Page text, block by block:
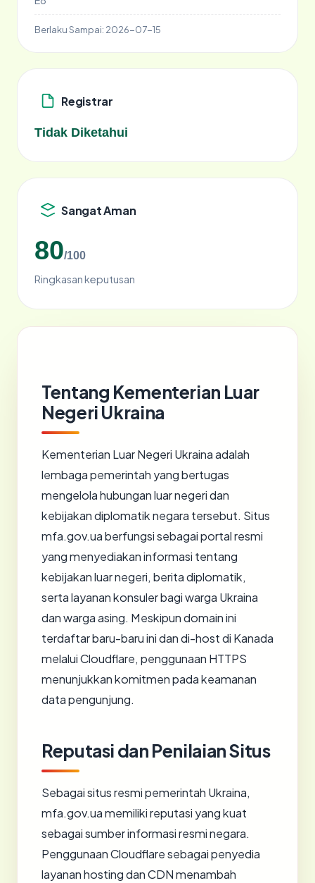
Berlaku Sampai: 2026-07-15
Registrar
Tidak Diketahui
Sangat Aman
80/100
Ringkasan keputusan
Tentang Kementerian Luar
Negeri Ukraina
Kementerian Luar Negeri Ukraina adalah
lembaga pemerintah yang bertugas
mengelola hubungan luar negeri dan
kebijakan diplomatik negara tersebut. Situs
mfa.gov.ua berfungsi sebagai portal resmi
yang menyediakan informasi tentang
kebijakan luar negeri, berita diplomatik,
serta layanan konsuler bagi warga Ukraina
dan warga asing. Meskipun domain ini
terdaftar baru-baru ini dan di-host di Kanada
melalui Cloudflare, penggunaan HTTPS
menunjukkan komitmen pada keamanan
data pengunjung.
Reputasi dan Penilaian Situs
Sebagai situs resmi pemerintah Ukraina,
mfa.gov.ua memiliki reputasi yang kuat
sebagai sumber informasi resmi negara.
Penggunaan Cloudflare sebagai penyedia
layanan hosting dan CDN menambah